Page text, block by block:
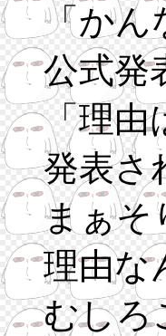
「かん
公式発
「理由
発表さ
まぁそ
理由な
むしろ